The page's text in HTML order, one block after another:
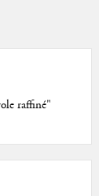
raffiné"